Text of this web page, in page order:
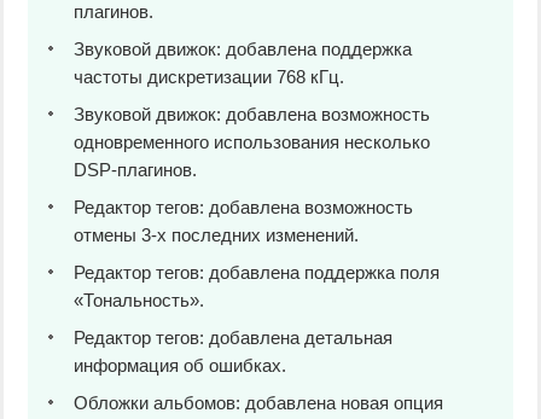
плагинов.
Звуковой движок: добавлена поддержка
частоты дискретизации 768 кГц.
Звуковой движок: добавлена возможность
одновременного использования несколько
DSP-плагинов.
Редактор тегов: добавлена возможность
отмены 3-х последних изменений.
Редактор тегов: добавлена поддержка поля
«Тональность».
Редактор тегов: добавлена детальная
информация об ошибках.
Обложки альбомов: добавлена новая опция